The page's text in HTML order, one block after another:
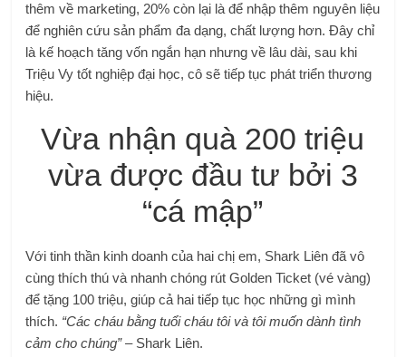
thêm về marketing, 20% còn lại là để nhập thêm nguyên liệu
để nghiên cứu sản phẩm đa dạng, chất lượng hơn. Đây chỉ
là kế hoạch tăng vốn ngắn hạn nhưng về lâu dài, sau khi
Triệu Vy tốt nghiệp đại học, cô sẽ tiếp tục phát triển thương
hiệu.
Vừa nhận quà 200 triệu
vừa được đầu tư bởi 3
“cá mập”
Với tinh thần kinh doanh của hai chị em, Shark Liên đã vô
cùng thích thú và nhanh chóng rút Golden Ticket (vé vàng)
để tặng 100 triệu, giúp cả hai tiếp tục học những gì mình
thích. “Các cháu bằng tuổi cháu tôi và tôi muốn dành tình
cảm cho chúng”– Shark Liên.